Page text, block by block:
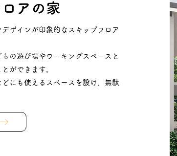
アの家
ザインが印象的なスキップフロア
の遊び場やワーキングスペースと
ができます。
にも使えるスペースを設け、無駄